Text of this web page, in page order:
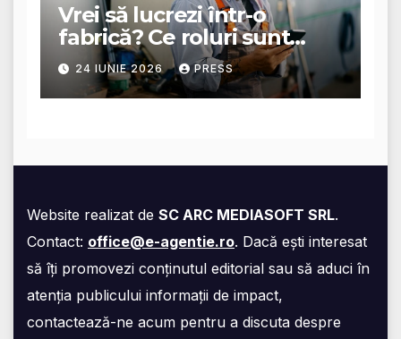
Vrei să lucrezi într-o
fabrică? Ce roluri sunt
disponibile și ce presupun
acestea
24 IUNIE 2026 PRESS
Website realizat de SC ARC MEDIASOFT SRL.
Contact: office@e-agentie.ro. Dacă ești interesat
să îți promovezi conținutul editorial sau să aduci în
atenția publicului informații de impact,
contactează-ne acum pentru a discuta despre